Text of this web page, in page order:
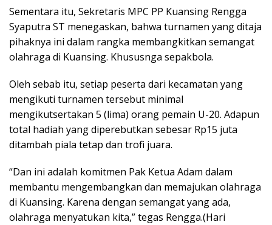
Sementara itu, Sekretaris MPC PP Kuansing Rengga
Syaputra ST menegaskan, bahwa turnamen yang ditaja
pihaknya ini dalam rangka membangkitkan semangat
olahraga di Kuansing. Khususnga sepakbola.
Oleh sebab itu, setiap peserta dari kecamatan yang
mengikuti turnamen tersebut minimal
mengikutsertakan 5 (lima) orang pemain U-20. Adapun
total hadiah yang diperebutkan sebesar Rp15 juta
ditambah piala tetap dan trofi juara.
“Dan ini adalah komitmen Pak Ketua Adam dalam
membantu mengembangkan dan memajukan olahraga
di Kuansing. Karena dengan semangat yang ada,
olahraga menyatukan kita,” tegas Rengga.(Hari